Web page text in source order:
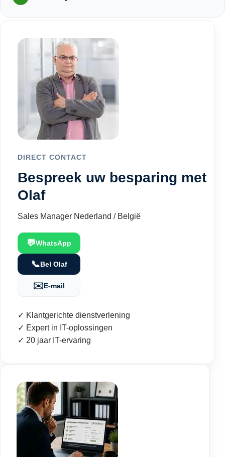
DIRECT CONTACT
Bespreek uw besparing met
Olaf
Sales Manager Nederland / België
💬WhatsApp
📞Bel Olaf
✉️E-mail
✓ Klantgerichte dienstverlening
✓ Expert in IT-oplossingen
✓ 20 jaar IT-ervaring